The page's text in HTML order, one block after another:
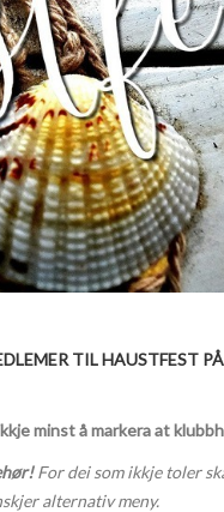
TIL HAUSTFEST
minst å markera at
For dei som ikkje toler
alternativ meny.